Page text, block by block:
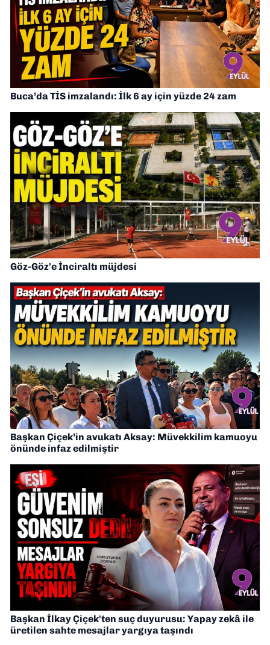
Buca’da TİS imzalandı: İlk 6 ay için yüzde 24 zam
Göz-Göz'e İnciraltı müjdesi
Başkan Çiçek’in avukatı Aksay: Müvekkilim kamuoyu
önünde infaz edilmiştir
Başkan İlkay Çiçek'ten suç duyurusu: Yapay zekâ ile
üretilen sahte mesajlar yargıya taşındı